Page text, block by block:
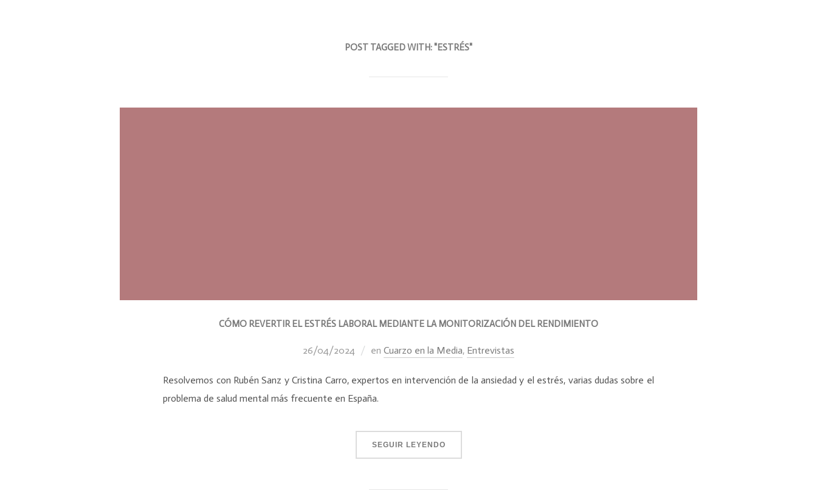
POST TAGGED WITH: "ESTRÉS"
CÓMO REVERTIR EL ESTRÉS LABORAL MEDIANTE LA MONITORIZACIÓN DEL RENDIMIENTO
26/04/2024 en Cuarzo en la Media, Entrevistas
Resolvemos con Rubén Sanz y Cristina Carro, expertos en intervención de la ansiedad y el estrés, varias dudas sobre el
problema de salud mental más frecuente en España.
SEGUIR LEYENDO